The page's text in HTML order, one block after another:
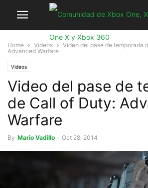
Home Videos
Video del pase de temporada
Advanced Warfare
Videos
Video del pase de
de Call of Duty:
Warfare
By Mario Vadillo - Oct 28, 2014